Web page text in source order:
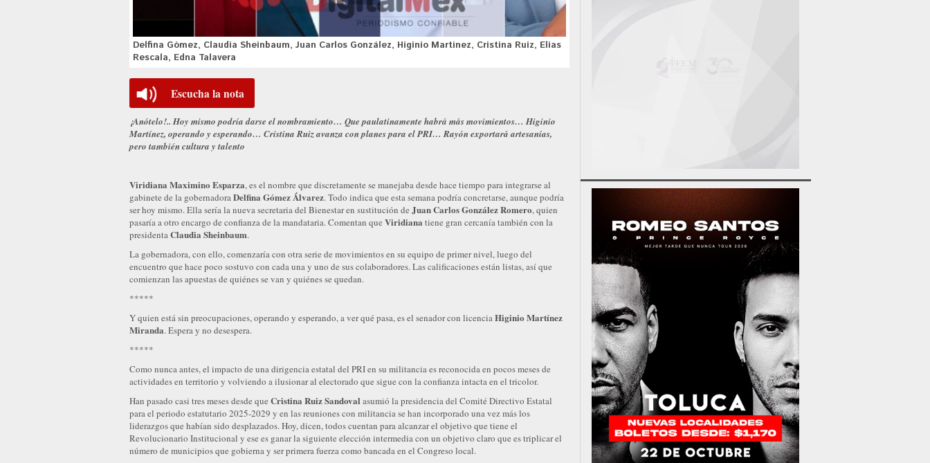
Delfina Gómez, Claudia Sheinbaum, Juan Carlos González, Higinio Martínez, Cristina Ruiz, Elias
Rescala, Edna Talavera
Escucha la nota
¡Anótelo!.. Hoy mismo podría darse el nombramiento… Que paulatinamente habrá más movimientos… Higinio
Martínez, operando y esperando… Cristina Ruiz avanza con planes para el PRI… Rayón exportará artesanías,
pero también cultura y talento
Viridiana Maximino Esparza, es el nombre que discretamente se manejaba desde hace tiempo para integrarse al
gabinete de la gobernadoraDelfina Gómez Álvarez. Todo indica que esta semana podría concretarse, aunque podría
ser hoy mismo. Ella sería la nueva secretaria del Bienestar en sustitución de Juan Carlos González Romero, quien
pasaría a otro encargo de confianza de la mandataria. Comentan que Viridiana tiene gran cercanía también con la
presidentaClaudia Sheinbaum.
La gobernadora, con ello, comenzaría con otra serie de movimientos en su equipo de primer nivel, luego del
encuentro que hace poco sostuvo con cada una y uno de sus colaboradores. Las calificaciones están listas, así que
comienzan las apuestas de quiénes se van y quiénes se quedan.
*****
Y quien está sin preocupaciones, operando y esperando, a ver qué pasa, es el senador con licenciaHiginio Martínez
Miranda. Espera y no desespera.
*****
Como nunca antes, el impacto de una dirigencia estatal del PRI en su militancia es reconocida en pocos meses de
actividades en territorio y volviendo a ilusionar al electorado que sigue con la confianza intacta en el tricolor.
Han pasado casi tres meses desde que Cristina Ruiz Sandoval asumió la presidencia del Comité Directivo Estatal
para el periodo estatutario 2025-2029 y en las reuniones con militancia se han incorporado una vez más los
liderazgos que habían sido desplazados. Hoy, dicen, todos cuentan para alcanzar el objetivo que tiene el
Revolucionario Institucional y ese es ganar la siguiente elección intermedia con un objetivo claro que es triplicar el
número de municipios que gobierna y ser primera fuerza como bancada en el Congreso local.